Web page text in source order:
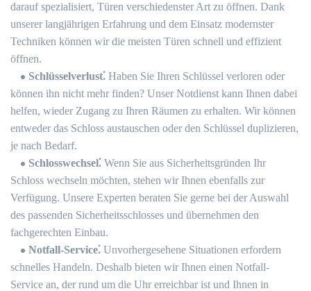
darauf spezialisiert, Türen verschiedenster Art zu öffnen. Dank
unserer langjährigen Erfahrung und dem Einsatz modernster
Techniken können wir die meisten Türen schnell und effizient
öffnen.​
Schlüsselverlust⁚ Haben Sie Ihren Schlüssel verloren oder
können ihn nicht mehr finden?​ Unser Notdienst kann Ihnen dabei
helfen, wieder Zugang zu Ihren Räumen zu erhalten.​ Wir können
entweder das Schloss austauschen oder den Schlüssel duplizieren,
je nach Bedarf.​
Schlosswechsel⁚ Wenn Sie aus Sicherheitsgründen Ihr
Schloss wechseln möchten, stehen wir Ihnen ebenfalls zur
Verfügung.​ Unsere Experten beraten Sie gerne bei der Auswahl
des passenden Sicherheitsschlosses und übernehmen den
fachgerechten Einbau.​
Notfall-Service⁚ Unvorhergesehene Situationen erfordern
schnelles Handeln. Deshalb bieten wir Ihnen einen Notfall-
Service an, der rund um die Uhr erreichbar ist und Ihnen in